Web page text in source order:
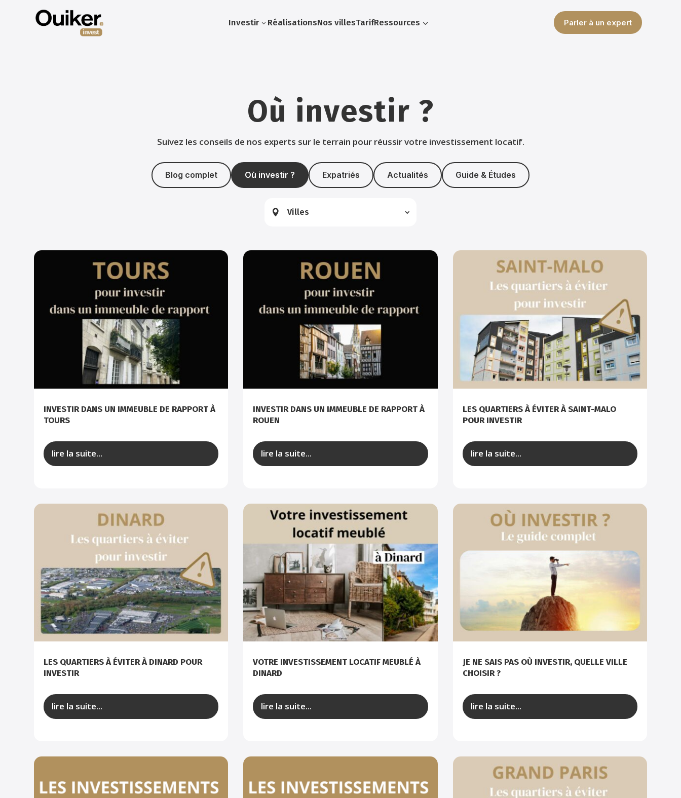
3
Investir RéalisationsNos villesTarif 3
Ressources Parler à un expert
Où investir ?
Suivez les conseils de nos experts sur le terrain pour réussir votre investissement locatif.
Blog complet Où investir ? Expatriés Actualités Guide & Études
Villes
INVESTIR DANS UN IMMEUBLE DE RAPPORT À
TOURS
lire la suite...
INVESTIR DANS UN IMMEUBLE DE RAPPORT À
ROUEN
lire la suite...
LES QUARTIERS À ÉVITER À SAINT-MALO
POUR INVESTIR
lire la suite...
LES QUARTIERS À ÉVITER À DINARD POUR
INVESTIR
lire la suite...
VOTRE INVESTISSEMENT LOCATIF MEUBLÉ À
DINARD
lire la suite...
JE NE SAIS PAS OÙ INVESTIR, QUELLE VILLE
CHOISIR ?
lire la suite...